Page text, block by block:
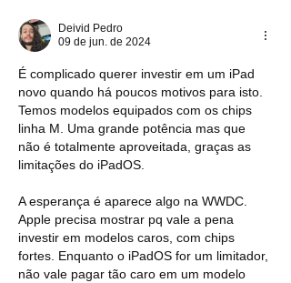
Deivid Pedro
09 de jun. de 2024
É complicado querer investir em um iPad
novo quando há poucos motivos para isto.
Temos modelos equipados com os chips
linha M. Uma grande potência mas que
não é totalmente aproveitada, graças as
limitações do iPadOS.
A esperança é aparece algo na WWDC.
Apple precisa mostrar pq vale a pena
investir em modelos caros, com chips
fortes. Enquanto o iPadOS for um limitador,
não vale pagar tão caro em um modelo